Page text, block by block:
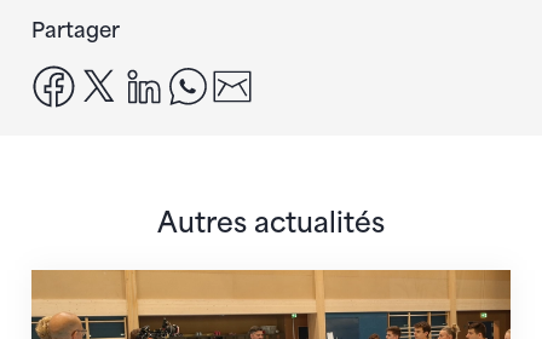
Partager
facebook
x linkedinwhatsapp
Autres actualités
En route pour Zagreb avec des objectifs clairs